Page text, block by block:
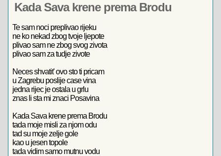
Kada Sava krene prema Brodu
Te sam noci preplivao rijeku
ne ko nekad zbog tvoje ljepote
plivao sam ne zbog svog zivota
plivao sam za tudje zivote
Neces shvatit' ovo sto ti pricam
u Zagrebu poslije case vina
jedna rijec je ostala u grlu
znas li sta mi znaci Posavina
Kada Sava krene prema Brodu
tada moje misli za njom odu
tad su moje zelje gole
kao u jesen topole
tada vidim samo mutnu vodu